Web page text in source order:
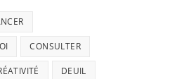
CONSULTER
DEUIL